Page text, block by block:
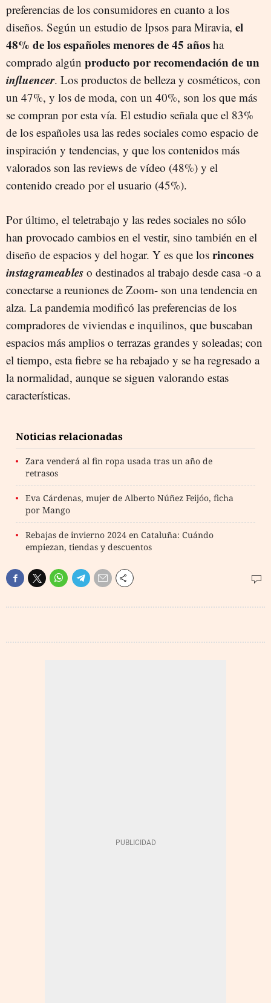
preferencias de los consumidores en cuanto a los
diseños. Según un estudio de Ipsos para Miravia, el
48% de los españoles menores de 45 años ha
comprado algún producto por recomendación de un
influencer. Los productos de belleza y cosméticos, con
un 47%, y los de moda, con un 40%, son los que más
se compran por esta vía. El estudio señala que el 83%
de los españoles usa las redes sociales como espacio de
inspiración y tendencias, y que los contenidos más
valorados son las reviews de vídeo (48%) y el
contenido creado por el usuario (45%).
Por último, el teletrabajo y las redes sociales no sólo
han provocado cambios en el vestir, sino también en el
diseño de espacios y del hogar. Y es que los rincones
instagrameables o destinados al trabajo desde casa -o a
conectarse a reuniones de Zoom- son una tendencia en
alza. La pandemia modificó las preferencias de los
compradores de viviendas e inquilinos, que buscaban
espacios más amplios o terrazas grandes y soleadas; con
el tiempo, esta fiebre se ha rebajado y se ha regresado a
la normalidad, aunque se siguen valorando estas
características.
Noticias relacionadas
Zara venderá al fin ropa usada tras un año de
retrasos
Eva Cárdenas, mujer de Alberto Núñez Feijóo, ficha
por Mango
Rebajas de invierno 2024 en Cataluña: Cuándo
empiezan, tiendas y descuentos